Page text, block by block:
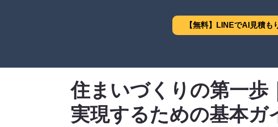
【無料】LINEでAI見積も
住まいづくりの第一歩
実現するための基本ガ